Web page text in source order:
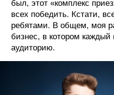
был, этот «комплекс
всех победить. Кстати,
ребятами. В общем, моя
бизнес, в котором каждый
аудиторию.